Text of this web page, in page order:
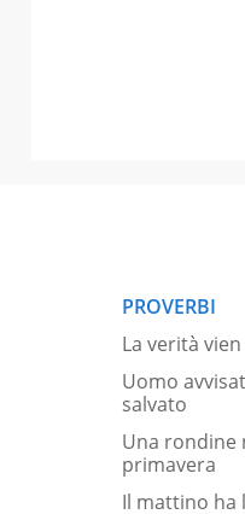
PROVERBI
La verità
Uomo
salvato
Una rondine
primavera
Il mattino ha